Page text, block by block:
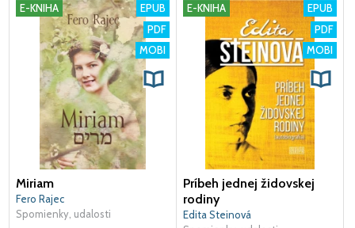
E-KNIHA
EPUB
PDF
MOBI
Miriam
Fero Rajec
Spomienky, udalosti
E-KNIHA
EPUB
PDF
MOBI
Príbeh jednej židovskej
rodiny
Edita Steinová